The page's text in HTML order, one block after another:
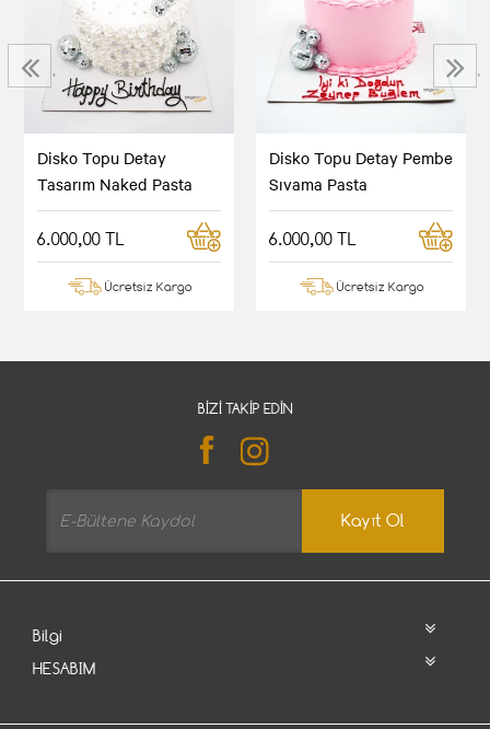
Disko Topu Detay
Tasarım Naked Pasta
6.000,00 TL
Ücretsiz Kargo
Disko Topu Detay Pembe
Sıvama Pasta
6.000,00 TL
Ücretsiz Kargo
‹ ›
BIZI TAKIP EDIN
Kayıt Ol
Bilgi
HESABIM